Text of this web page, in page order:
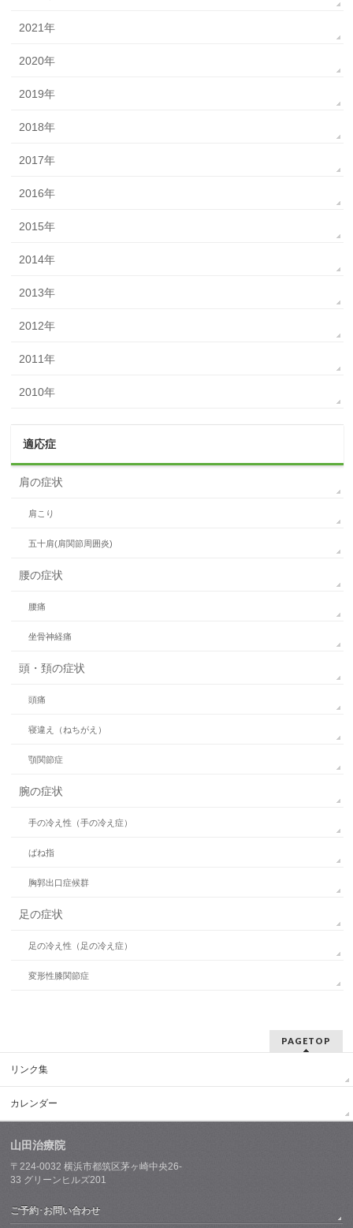
2021年
2020年
2019年
2018年
2017年
2016年
2015年
2014年
2013年
2012年
2011年
2010年
適応症
肩の症状
肩こり
五十肩(肩関節周囲炎)
腰の症状
腰痛
坐骨神経痛
頭・頚の症状
頭痛
寝違え（ねちがえ）
顎関節症
腕の症状
手の冷え性（手の冷え症）
ばね指
胸郭出口症候群
足の症状
足の冷え性（足の冷え症）
変形性膝関節症
PAGETOP
リンク集
カレンダー
山田治療院
〒224-0032 横浜市都筑区茅ヶ崎中央26-
33 グリーンヒルズ201
ご予約･お問い合わせ